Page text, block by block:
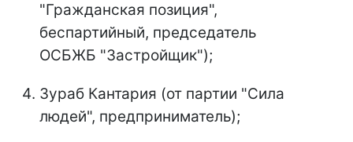
"Гражданская позиция",
беспартийный, председатель
ОСБЖБ "Застройщик");
Зураб Кантария (от партии "Сила
людей", предприниматель);